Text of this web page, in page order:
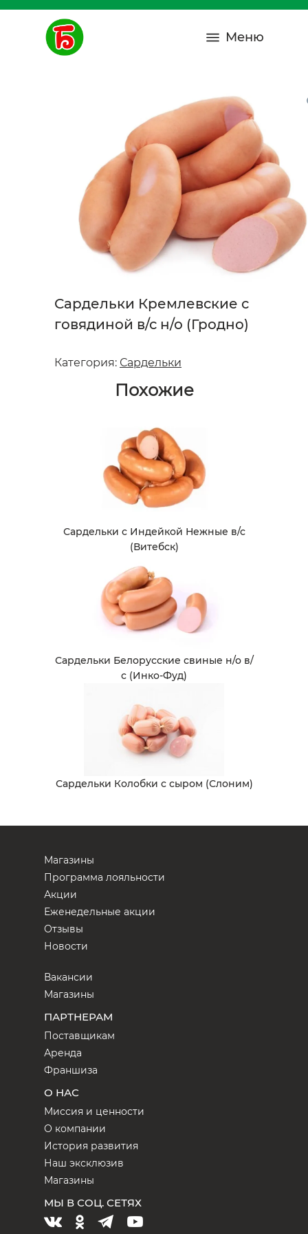
Меню
Сардельки Кремлевские с
говядиной в/с н/о (Гродно)
Категория: Сардельки
Похожие
Сардельки с Индейкой Нежные в/с
(Витебск)
Сардельки Белорусские свиные н/о в/
с (Инко-Фуд)
Сардельки Колобки с сыром (Слоним)
Магазины
Программа лояльности
Акции
Еженедельные акции
Отзывы
Новости
Вакансии
Магазины
ПАРТНЕРАМ
Поставщикам
Аренда
Франшиза
О НАС
Миссия и ценности
О компании
История развития
Наш эксклюзив
Магазины
МЫ В СОЦ. СЕТЯХ